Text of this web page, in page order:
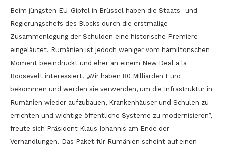
Beim jüngsten EU-Gipfel in Brüssel haben die Staats- und
Regierungschefs des Blocks durch die erstmalige
Zusammenlegung der Schulden eine historische Premiere
eingeläutet. Rumänien ist jedoch weniger vom hamiltonschen
Moment beeindruckt und eher an einem New Deal a la
Roosevelt interessiert. „Wir haben 80 Milliarden Euro
bekommen und werden sie verwenden, um die Infrastruktur in
Rumänien wieder aufzubauen, Krankenhäuser und Schulen zu
errichten und wichtige öffentliche Systeme zu modernisieren”,
freute sich Präsident Klaus Iohannis am Ende der
Verhandlungen. Das Paket für Rumänien scheint auf einen